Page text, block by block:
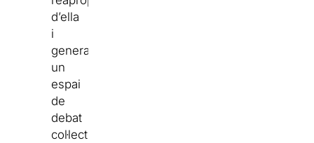
d’ella
i
genera
un
espai
de
debat
col·lectiu